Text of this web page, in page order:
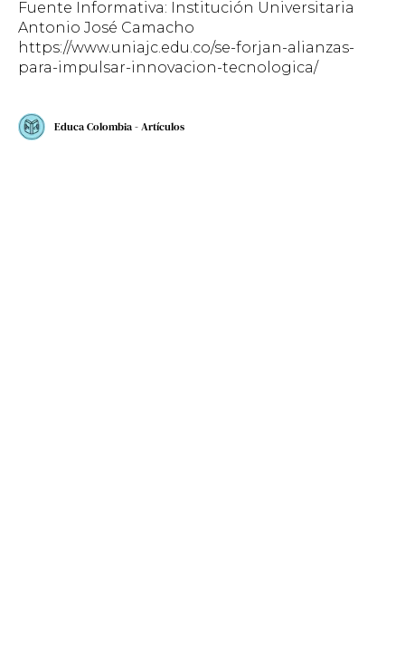
Fuente Informativa: Institución Universitaria
Antonio José Camacho
https://www.uniajc.edu.co/se-forjan-alianzas-
para-impulsar-innovacion-tecnologica/
Educa Colombia - Artículos